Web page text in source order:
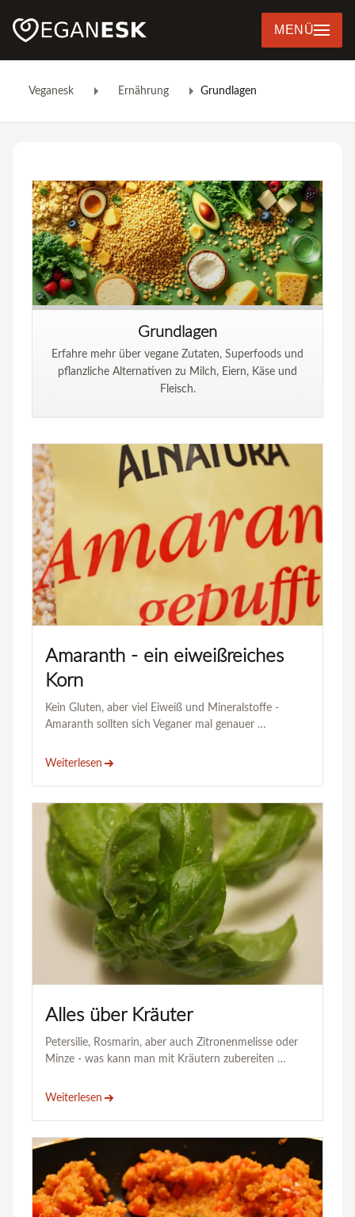
MENÜ
Veganesk Ernährung Grundlagen
Grundlagen
Erfahre mehr über vegane Zutaten, Superfoods und
pflanzliche Alternativen zu Milch, Eiern, Käse und
Fleisch.
Amaranth - ein eiweißreiches
Korn
Kein Gluten, aber viel Eiweiß und Mineralstoffe -
Amaranth sollten sich Veganer mal genauer …
Weiterlesen
Alles über Kräuter
Petersilie, Rosmarin, aber auch Zitronenmelisse oder
Minze - was kann man mit Kräutern zubereiten …
Weiterlesen